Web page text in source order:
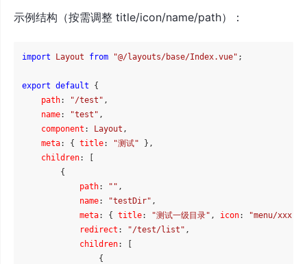
示例结构（按需调整 title/icon/name/path）：
import Layout from "@/layouts/base/Index.vue" ;
export default {
path: "/test" ,
name: "test" ,
component : Layout ,
meta: { title: "测试" },
children: [
        {
path: "" ,
name: "testDir" ,
meta: { title: "测试一级目录" , icon: "menu/xxx"
redirect : "/test/list" ,
children: [
                {